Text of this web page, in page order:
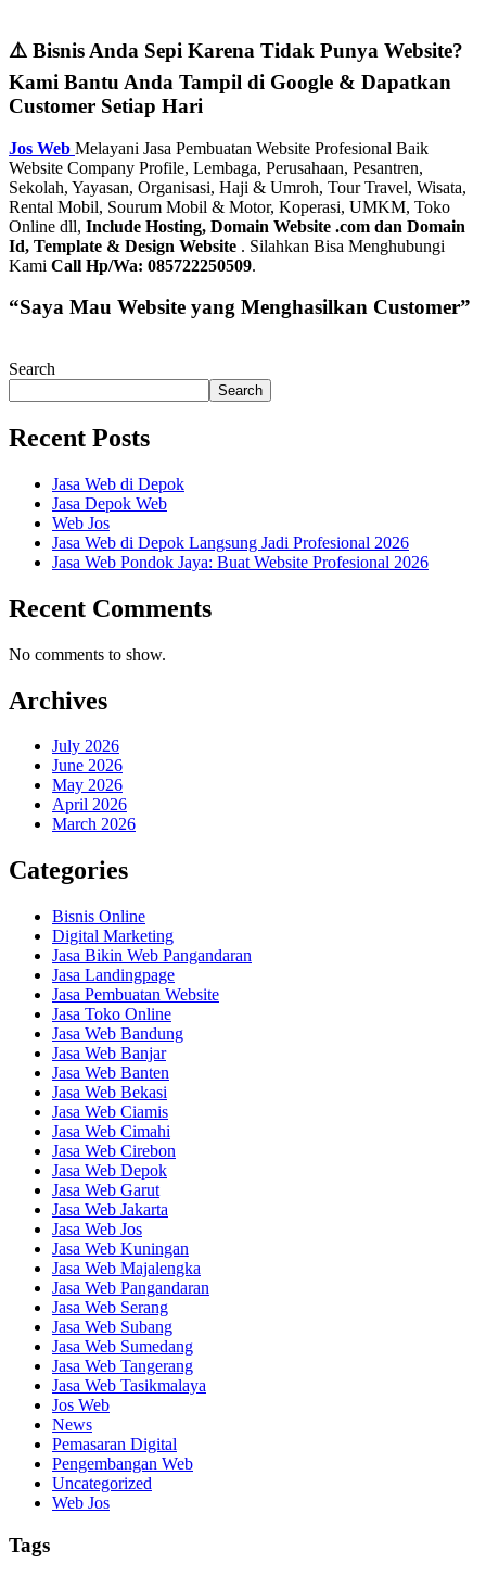
⚠️ Bisnis Anda Sepi Karena Tidak Punya Website?
Kami Bantu Anda Tampil di Google & Dapatkan
Customer Setiap Hari
Jos Web Melayani Jasa Pembuatan Website Profesional Baik
Website Company Profile, Lembaga, Perusahaan, Pesantren,
Sekolah, Yayasan, Organisasi, Haji & Umroh, Tour Travel, Wisata,
Rental Mobil, Sourum Mobil & Motor, Koperasi, UMKM, Toko
Online dll, Include Hosting, Domain Website .com dan Domain
Id, Template & Design Website . Silahkan Bisa Menghubungi
Kami Call Hp/Wa: 085722250509.
“Saya Mau Website yang Menghasilkan Customer”
Search
Search
Recent Posts
Jasa Web di Depok
Jasa Depok Web
Web Jos
Jasa Web di Depok Langsung Jadi Profesional 2026
Jasa Web Pondok Jaya: Buat Website Profesional 2026
Recent Comments
No comments to show.
Archives
July 2026
June 2026
May 2026
April 2026
March 2026
Categories
Bisnis Online
Digital Marketing
Jasa Bikin Web Pangandaran
Jasa Landingpage
Jasa Pembuatan Website
Jasa Toko Online
Jasa Web Bandung
Jasa Web Banjar
Jasa Web Banten
Jasa Web Bekasi
Jasa Web Ciamis
Jasa Web Cimahi
Jasa Web Cirebon
Jasa Web Depok
Jasa Web Garut
Jasa Web Jakarta
Jasa Web Jos
Jasa Web Kuningan
Jasa Web Majalengka
Jasa Web Pangandaran
Jasa Web Serang
Jasa Web Subang
Jasa Web Sumedang
Jasa Web Tangerang
Jasa Web Tasikmalaya
Jos Web
News
Pemasaran Digital
Pengembangan Web
Uncategorized
Web Jos
Tags